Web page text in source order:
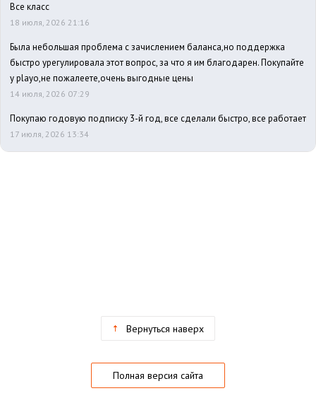
Все класс
18 июля, 2026 21:16
Была небольшая проблема с зачислением баланса,но поддержка
быстро урегулировала этот вопрос, за что я им благодарен. Покупайте
у playo,не пожалеете,очень выгодные цены
14 июля, 2026 07:29
Покупаю годовую подписку 3-й год, все сделали быстро, все работает
17 июля, 2026 13:34
Вернуться наверх
Полная версия сайта